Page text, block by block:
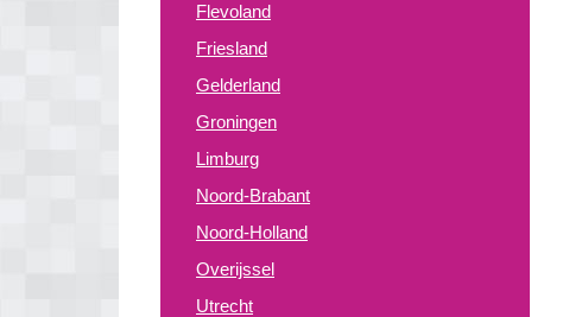
Flevoland
Friesland
Gelderland
Groningen
Limburg
Noord-Brabant
Noord-Holland
Overijssel
Utrecht